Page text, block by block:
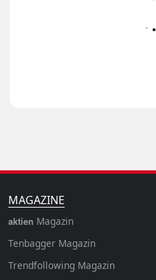
MAGAZINE
aktien Magazin
Tenbagger Magazin
Trendfollowing Magazin